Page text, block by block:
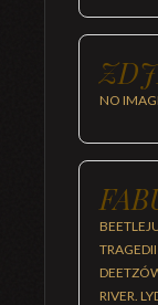
NO
RIVER.